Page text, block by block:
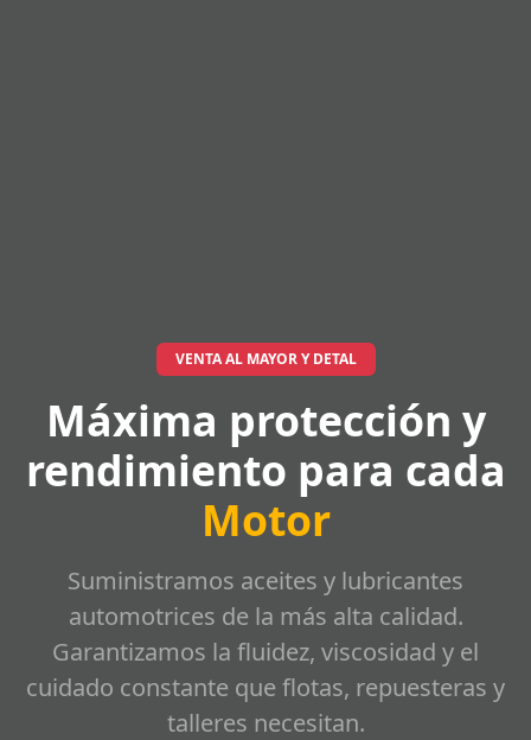
VENTA AL MAYOR Y DETAL
Máxima protección y
rendimiento para cada
Motor
Suministramos aceites y lubricantes
automotrices de la más alta calidad.
Garantizamos la fluidez, viscosidad y el
cuidado constante que flotas, repuesteras y
talleres necesitan.